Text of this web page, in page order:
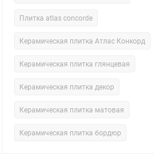
Плитка atlas concorde
Керамическая плитка Атлас Конкорд
Керамическая плитка глянцевая
Керамическая плитка декор
Керамическая плитка матовая
Керамическая плитка бордюр